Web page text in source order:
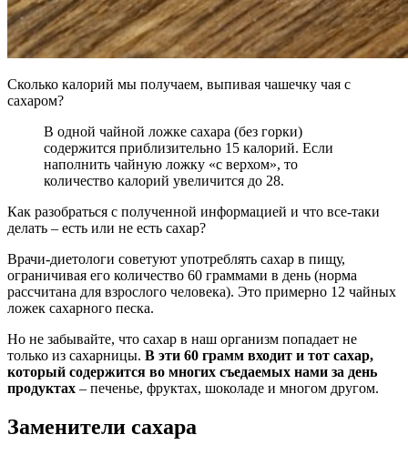
Сколько калорий мы получаем, выпивая чашечку чая с
сахаром?
В одной чайной ложке сахара (без горки)
содержится приблизительно 15 калорий. Если
наполнить чайную ложку «с верхом», то
количество калорий увеличится до 28.
Как разобраться с полученной информацией и что все-таки
делать – есть или не есть сахар?
Врачи-диетологи советуют употреблять сахар в пищу,
ограничивая его количество 60 граммами в день (норма
рассчитана для взрослого человека). Это примерно 12 чайных
ложек сахарного песка.
Но не забывайте, что сахар в наш организм попадает не
только из сахарницы. В эти 60 грамм входит и тот сахар,
который содержится во многих съедаемых нами за день
продуктах – печенье, фруктах, шоколаде и многом другом.
Заменители сахара